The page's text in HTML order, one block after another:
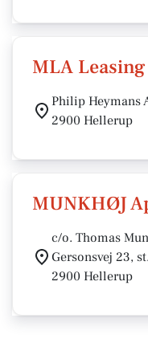
MLA Leasing
Philip Heymans
2900 Hellerup
MUNKHØJ
c/o. Thomas
Gersonsvej 23, st.
2900 Hellerup